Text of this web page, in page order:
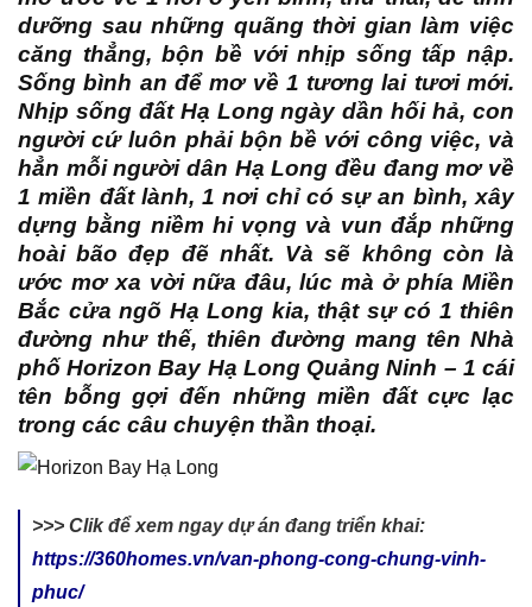
dưỡng sau những quãng thời gian làm việc
căng thẳng, bộn bề với nhịp sống tấp nập.
Sống bình an để mơ về 1 tương lai tươi mới.
Nhịp sống đất Hạ Long ngày dần hối hả, con
người cứ luôn phải bộn bề với công việc, và
hẳn mỗi người dân Hạ Long đều đang mơ về
1 miền đất lành, 1 nơi chỉ có sự an bình, xây
dựng bằng niềm hi vọng và vun đắp những
hoài bão đẹp đẽ nhất. Và sẽ không còn là
ước mơ xa vời nữa đâu, lúc mà ở phía Miền
Bắc cửa ngõ Hạ Long kia, thật sự có 1 thiên
đường như thế, thiên đường mang tên Nhà
phố Horizon Bay Hạ Long Quảng Ninh – 1 cái
tên bỗng gợi đến những miền đất cực lạc
trong các câu chuyện thần thoại.
>>> Clik để xem ngay dự án đang triển khai:
https://360homes.vn/van-phong-cong-chung-vinh-
phuc/